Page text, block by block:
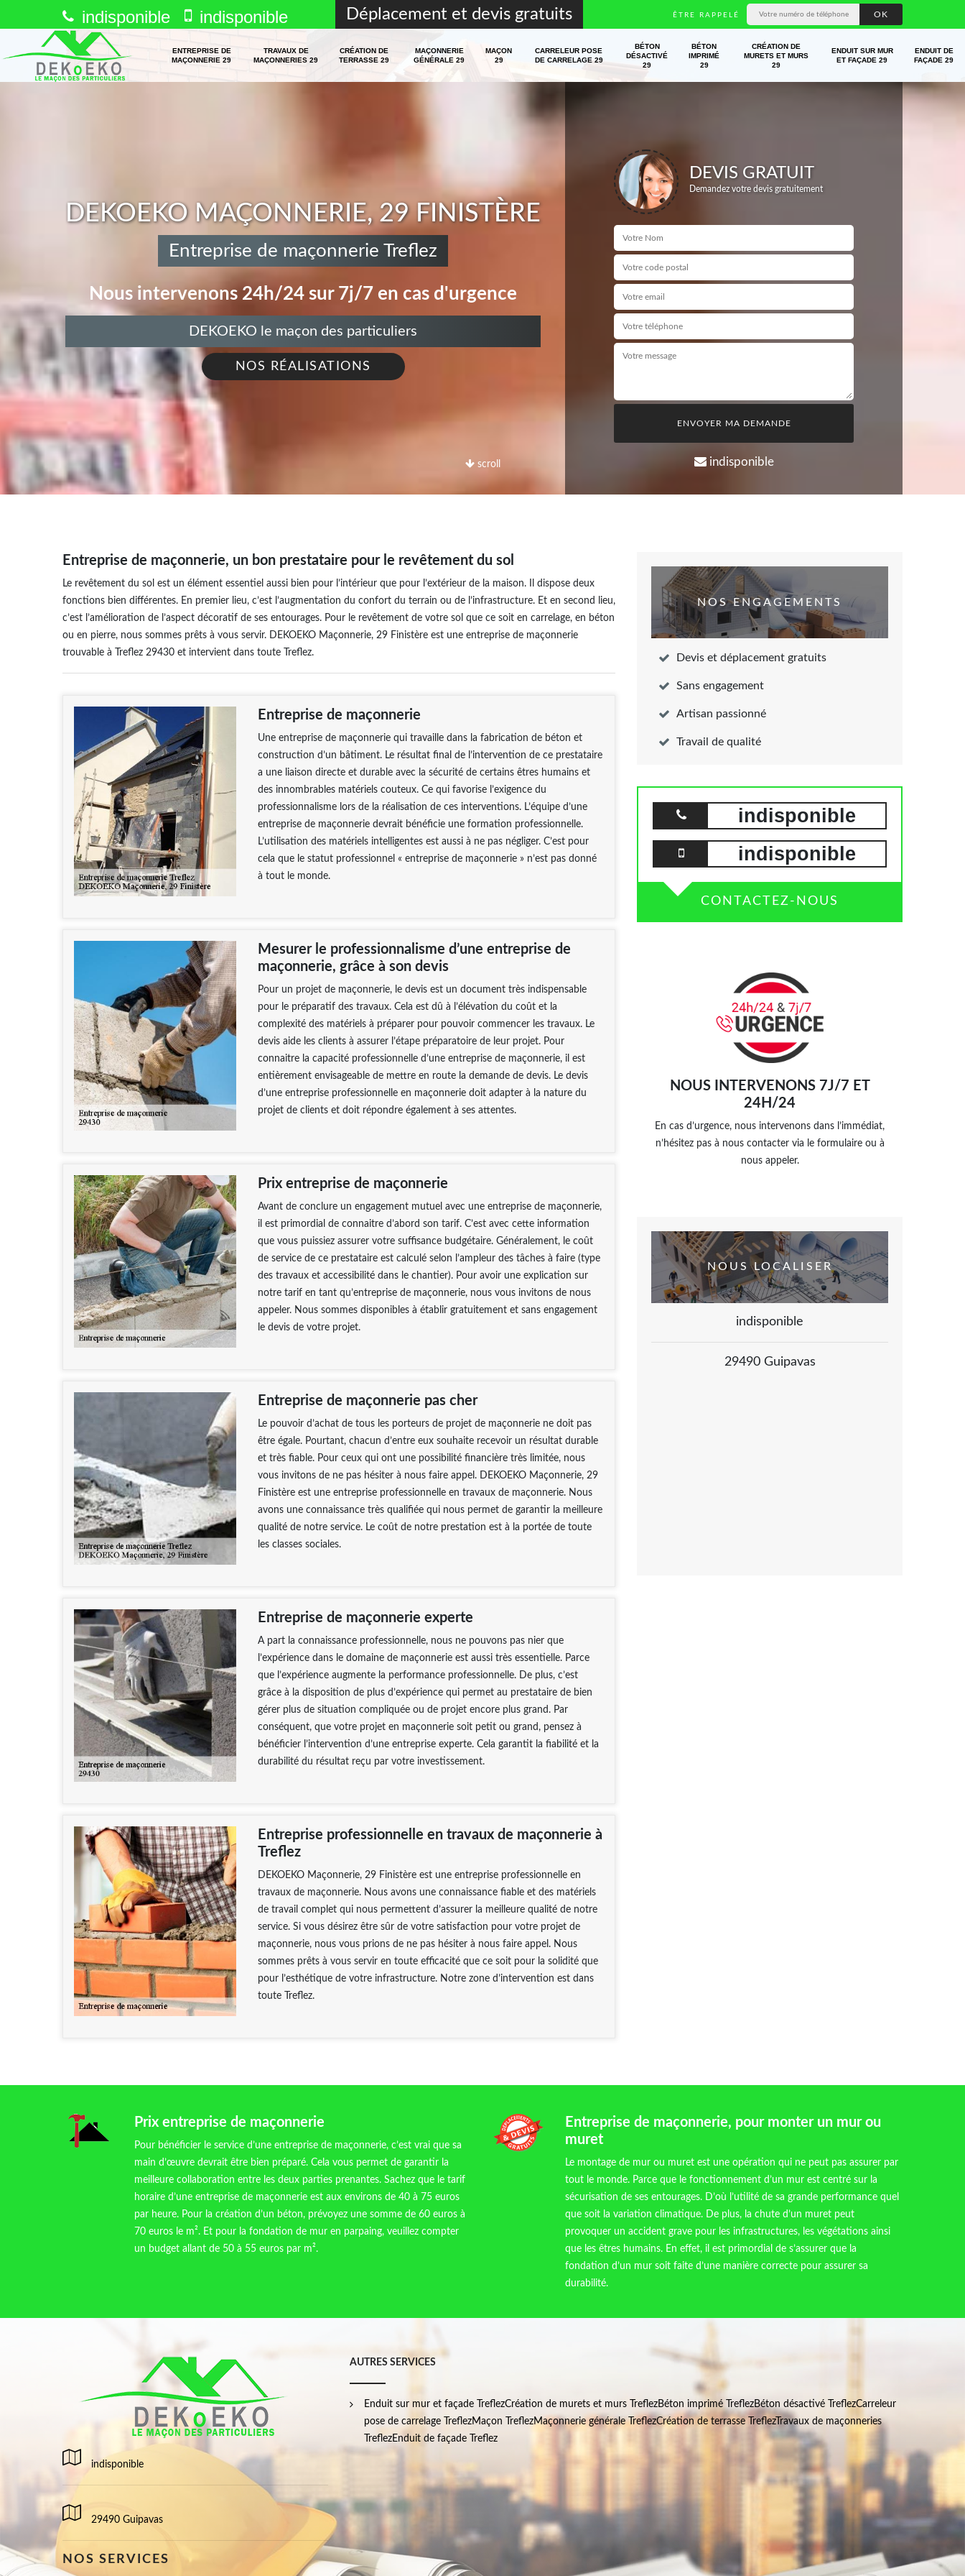
indisponible indisponible Déplacement et devis gratuits ÊTRE RAPPELÉ
ENTREPRISE DE
MAÇONNERIE 29
TRAVAUX DE
MAÇONNERIES 29
CRÉATION DE
TERRASSE 29
MAÇONNERIE
GÉNÉRALE 29
MAÇON
29
CARRELEUR POSE
DE CARRELAGE 29
BÉTON
DÉSACTIVÉ
29
BÉTON
IMPRIMÉ
29
CRÉATION DE
MURETS ET MURS
29
ENDUIT SUR MUR
ET FAÇADE 29
ENDUIT DE
FAÇADE 29
scroll
DEKOEKO MAÇONNERIE, 29 FINISTÈRE
Entreprise de maçonnerie Treflez
Nous intervenons 24h/24 sur 7j/7 en cas d'urgence
DEKOEKO le maçon des particuliers
NOS RÉALISATIONS
DEVIS GRATUIT
Demandez votre devis gratuitement
indisponible
Entreprise de maçonnerie, un bon prestataire pour le revêtement du sol
Le revêtement du sol est un élément essentiel aussi bien pour l’intérieur que pour l’extérieur de la maison. Il dispose deux
fonctions bien différentes. En premier lieu, c’est l’augmentation du confort du terrain ou de l’infrastructure. Et en second lieu,
c’est l’amélioration de l’aspect décoratif de ses entourages. Pour le revêtement de votre sol que ce soit en carrelage, en béton
ou en pierre, nous sommes prêts à vous servir. DEKOEKO Maçonnerie, 29 Finistère est une entreprise de maçonnerie
trouvable à Treflez 29430 et intervient dans toute Treflez.
Entreprise de maçonnerie
Une entreprise de maçonnerie qui travaille dans la fabrication de béton et
construction d’un bâtiment. Le résultat final de l’intervention de ce prestataire
a une liaison directe et durable avec la sécurité de certains êtres humains et
des innombrables matériels couteux. Ce qui favorise l’exigence du
professionnalisme lors de la réalisation de ces interventions. L’équipe d’une
entreprise de maçonnerie devrait bénéficie une formation professionnelle.
L’utilisation des matériels intelligentes est aussi à ne pas négliger. C’est pour
cela que le statut professionnel « entreprise de maçonnerie » n’est pas donné
à tout le monde.
Mesurer le professionnalisme d’une entreprise de
maçonnerie, grâce à son devis
Pour un projet de maçonnerie, le devis est un document très indispensable
pour le préparatif des travaux. Cela est dû à l’élévation du coût et la
complexité des matériels à préparer pour pouvoir commencer les travaux. Le
devis aide les clients à assurer l’étape préparatoire de leur projet. Pour
connaitre la capacité professionnelle d’une entreprise de maçonnerie, il est
entièrement envisageable de mettre en route la demande de devis. Le devis
d’une entreprise professionnelle en maçonnerie doit adapter à la nature du
projet de clients et doit répondre également à ses attentes.
Prix entreprise de maçonnerie
Avant de conclure un engagement mutuel avec une entreprise de maçonnerie,
il est primordial de connaitre d’abord son tarif. C’est avec cette information
que vous puissiez assurer votre suffisance budgétaire. Généralement, le coût
de service de ce prestataire est calculé selon l’ampleur des tâches à faire (type
des travaux et accessibilité dans le chantier). Pour avoir une explication sur
notre tarif en tant qu’entreprise de maçonnerie, nous vous invitons de nous
appeler. Nous sommes disponibles à établir gratuitement et sans engagement
le devis de votre projet.
Entreprise de maçonnerie pas cher
Le pouvoir d’achat de tous les porteurs de projet de maçonnerie ne doit pas
être égale. Pourtant, chacun d’entre eux souhaite recevoir un résultat durable
et très fiable. Pour ceux qui ont une possibilité financière très limitée, nous
vous invitons de ne pas hésiter à nous faire appel. DEKOEKO Maçonnerie, 29
Finistère est une entreprise professionnelle en travaux de maçonnerie. Nous
avons une connaissance très qualifiée qui nous permet de garantir la meilleure
qualité de notre service. Le coût de notre prestation est à la portée de toute
les classes sociales.
Entreprise de maçonnerie experte
A part la connaissance professionnelle, nous ne pouvons pas nier que
l’expérience dans le domaine de maçonnerie est aussi très essentielle. Parce
que l’expérience augmente la performance professionnelle. De plus, c’est
grâce à la disposition de plus d’expérience qui permet au prestataire de bien
gérer plus de situation compliquée ou de projet encore plus grand. Par
conséquent, que votre projet en maçonnerie soit petit ou grand, pensez à
bénéficier l’intervention d’une entreprise experte. Cela garantit la fiabilité et la
durabilité du résultat reçu par votre investissement.
Entreprise professionnelle en travaux de maçonnerie à
Treflez
DEKOEKO Maçonnerie, 29 Finistère est une entreprise professionnelle en
travaux de maçonnerie. Nous avons une connaissance fiable et des matériels
de travail complet qui nous permettent d’assurer la meilleure qualité de notre
service. Si vous désirez être sûr de votre satisfaction pour votre projet de
maçonnerie, nous vous prions de ne pas hésiter à nous faire appel. Nous
sommes prêts à vous servir en toute efficacité que ce soit pour la solidité que
pour l’esthétique de votre infrastructure. Notre zone d’intervention est dans
toute Treflez.
NOS ENGAGEMENTS
Devis et déplacement gratuits
Sans engagement
Artisan passionné
Travail de qualité
indisponible
indisponible
CONTACTEZ-NOUS
NOUS INTERVENONS 7J/7 ET
24H/24
En cas d’urgence, nous intervenons dans l’immédiat,
n’hésitez pas à nous contacter via le formulaire ou à
nous appeler.
NOUS LOCALISER
indisponible
29490 Guipavas
Prix entreprise de maçonnerie
Pour bénéficier le service d’une entreprise de maçonnerie, c’est vrai que sa
main d’œuvre devrait être bien préparé. Cela vous permet de garantir la
meilleure collaboration entre les deux parties prenantes. Sachez que le tarif
horaire d’une entreprise de maçonnerie est aux environs de 40 à 75 euros
par heure. Pour la création d’un béton, prévoyez une somme de 60 euros à
70 euros le m². Et pour la fondation de mur en parpaing, veuillez compter
un budget allant de 50 à 55 euros par m².
Entreprise de maçonnerie, pour monter un mur ou
muret
Le montage de mur ou muret est une opération qui ne peut pas assurer par
tout le monde. Parce que le fonctionnement d’un mur est centré sur la
sécurisation de ses entourages. D’où l’utilité de sa grande performance quel
que soit la variation climatique. De plus, la chute d’un muret peut
provoquer un accident grave pour les infrastructures, les végétations ainsi
que les êtres humains. En effet, il est primordial de s’assurer que la
fondation d’un mur soit faite d’une manière correcte pour assurer sa
durabilité.
indisponible
29490 Guipavas
NOS SERVICES
AUTRES SERVICES
Enduit sur mur et façade TreflezCréation de murets et murs TreflezBéton imprimé TreflezBéton désactivé TreflezCarreleur
pose de carrelage TreflezMaçon TreflezMaçonnerie générale TreflezCréation de terrasse TreflezTravaux de maçonneries
TreflezEnduit de façade Treflez